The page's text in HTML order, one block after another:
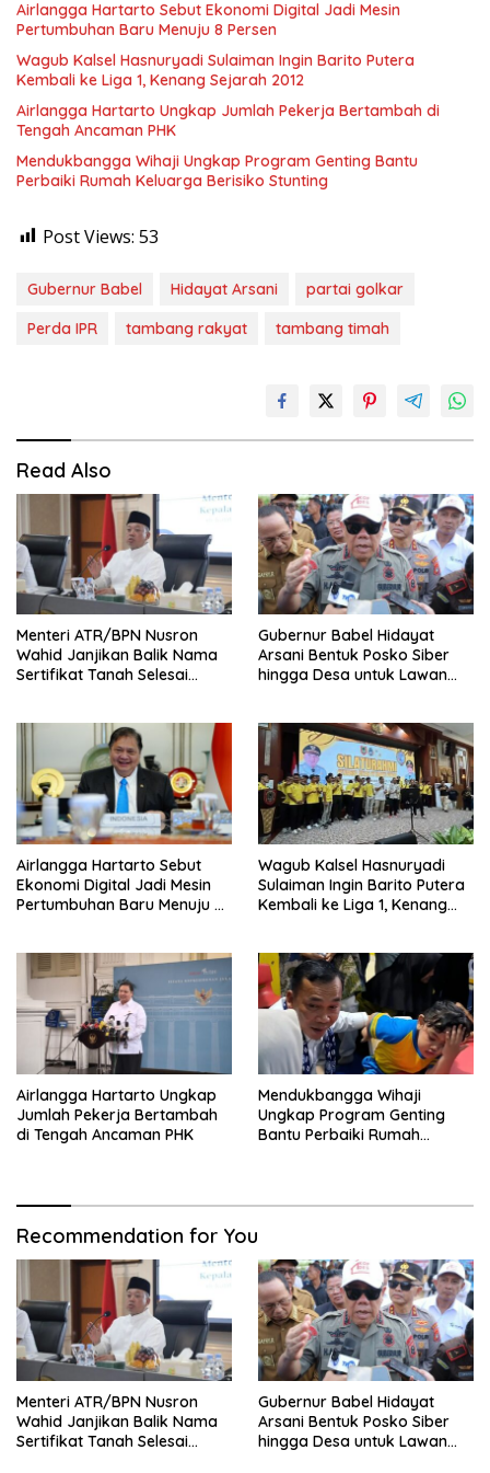
Airlangga Hartarto Sebut Ekonomi Digital Jadi Mesin
Pertumbuhan Baru Menuju 8 Persen
Wagub Kalsel Hasnuryadi Sulaiman Ingin Barito Putera
Kembali ke Liga 1, Kenang Sejarah 2012
Airlangga Hartarto Ungkap Jumlah Pekerja Bertambah di
Tengah Ancaman PHK
Mendukbangga Wihaji Ungkap Program Genting Bantu
Perbaiki Rumah Keluarga Berisiko Stunting
Post Views: 53
Gubernur Babel Hidayat Arsani
partai golkar
Perda IPR
tambang rakyat tambang timah
Read Also
Menteri ATR/BPN Nusron
Wahid Janjikan Balik Nama
Sertifikat Tanah Selesai
Gubernur Babel Hidayat
Arsani Bentuk Posko Siber
hingga Desa untuk Lawan
Airlangga Hartarto Sebut
Ekonomi Digital Jadi Mesin
Pertumbuhan Baru Menuju 8
Wagub Kalsel Hasnuryadi
Sulaiman Ingin Barito Putera
Kembali ke Liga 1, Kenang
Airlangga Hartarto Ungkap
Jumlah Pekerja Bertambah
di Tengah Ancaman PHK
Mendukbangga Wihaji
Ungkap Program Genting
Bantu Perbaiki Rumah
Recommendation for You
Menteri ATR/BPN Nusron
Wahid Janjikan Balik Nama
Sertifikat Tanah Selesai
Gubernur Babel Hidayat
Arsani Bentuk Posko Siber
hingga Desa untuk Lawan